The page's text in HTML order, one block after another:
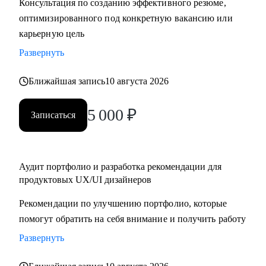
Консультация по созданию эффективного резюме,
оптимизированного под конкретную вакансию или
карьерную цель
Развернуть
Ближайшая запись10 августа 2026
Записаться 5 000 ₽
Аудит портфолио и разработка рекомендации для
продуктовых UX/UI дизайнеров
Рекомендации по улучшению портфолио, которые
помогут обратить на себя внимание и получить работу
Развернуть